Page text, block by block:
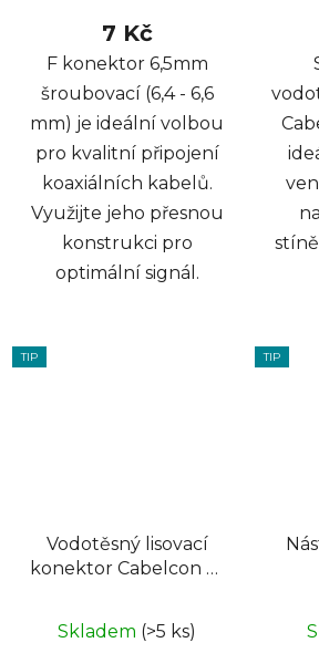
7 Kč
F konektor 6,5mm
šroubovací (6,4 - 6,6
mm) je ideální volbou
pro kvalitní připojení
koaxiálních kabelů.
Využijte jeho přesnou
konstrukci pro
optimální signál.
TIP
Vodotěsný lisovací
konektor Cabelcon F-
Skladem (>5 ks)
TIP